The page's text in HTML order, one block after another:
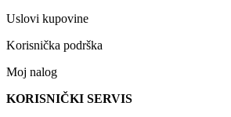
Uslovi kupovine
Korisnička podrška
Moj nalog
KORISNIČKI SERVIS